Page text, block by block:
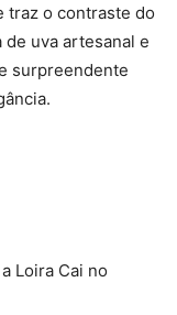
traz o contraste do
uva artesanal e
surpreendente
Loira Cai no